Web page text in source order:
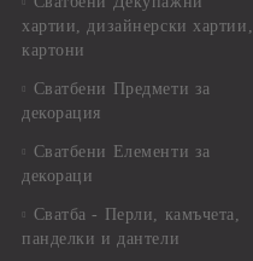
хартии, дизайнерски хартии,
картони
Сватбени Предмети за
декорация
Сватбени Елементи за
декораци
Сватба - Перли, камъчета,
панделки и дантели